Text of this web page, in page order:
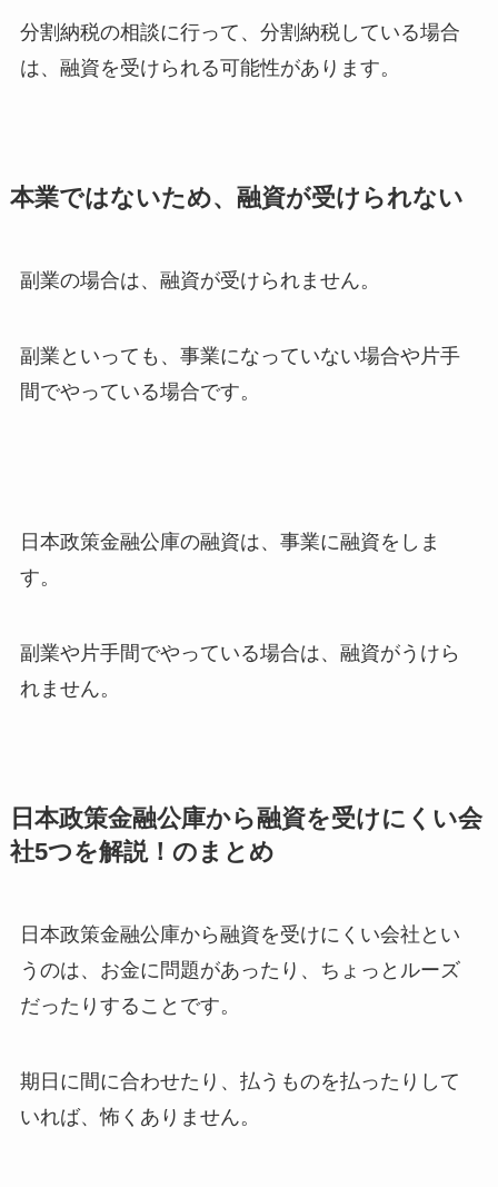
分割納税の相談に行って、分割納税している場合
は、融資を受けられる可能性があります。
本業ではないため、融資が受けられない
副業の場合は、融資が受けられません。
副業といっても、事業になっていない場合や片手
間でやっている場合です。
日本政策金融公庫の融資は、事業に融資をしま
す。
副業や片手間でやっている場合は、融資がうけら
れません。
日本政策金融公庫から融資を受けにくい会
社5つを解説！のまとめ
日本政策金融公庫から融資を受けにくい会社とい
うのは、お金に問題があったり、ちょっとルーズ
だったりすることです。
期日に間に合わせたり、払うものを払ったりして
いれば、怖くありません。